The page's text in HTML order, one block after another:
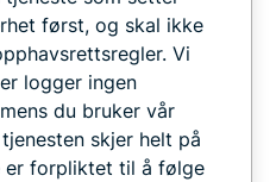
først, og skal ikke
Vi
logger ingen
du bruker vår
skjer helt på
er forpliktet til å følge